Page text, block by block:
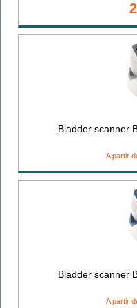
Bladder scanner
A partir
Bladder scanner
A partir